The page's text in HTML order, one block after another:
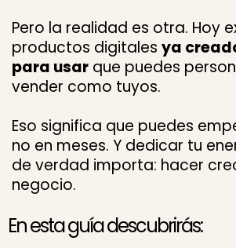
Pero la realidad es otra. Hoy
productos digitales ya
para usar que puedes
vender como tuyos.
Eso significa que puedes
no en meses. Y dedicar tu
de verdad importa: hacer
negocio.
En esta guía descubrirás: